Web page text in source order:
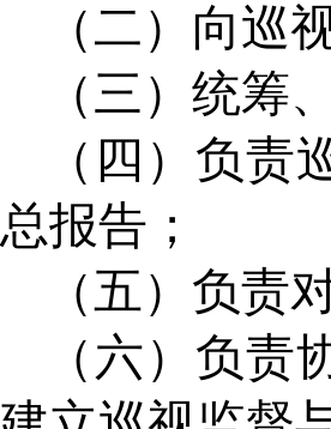
（二）向巡
（三）统筹
（四）负
总报告；
（五）负责
（六）负